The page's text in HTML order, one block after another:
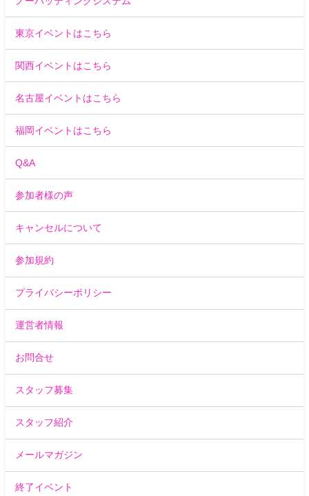
東京イベントはこちら
関西イベントはこちら
名古屋イベントはこちら
福岡イベントはこちら
Q&A
参加者様の声
キャンセルについて
参加規約
プライバシーポリシー
運営者情報
お問合せ
スタッフ募集
スタッフ紹介
メールマガジン
終了イベント